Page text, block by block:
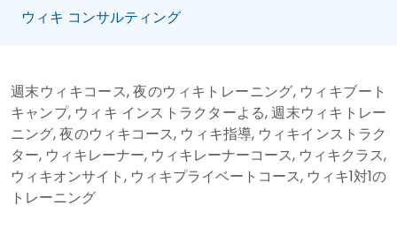
ウィキ コンサルティング
週末ウィキコース, 夜のウィキトレーニング, ウィキブート
キャンプ, ウィキ インストラクターよる, 週末ウィキトレー
ニング, 夜のウィキコース, ウィキ指導, ウィキインストラク
ター, ウィキレーナー, ウィキレーナーコース, ウィキクラス,
ウィキオンサイト, ウィキプライベートコース, ウィキ1対1の
トレーニング